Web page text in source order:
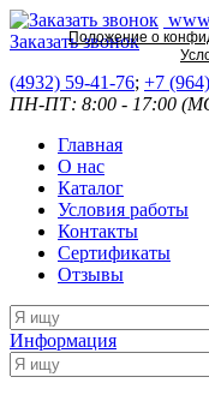
Заказать звонок
(4932) 59-41-76; +7
ПН-ПТ: 8:00 - 17:00
Главная
О нас
Каталог
Условия работы
Контакты
Сертификаты
Отзывы
Информация
Положение о